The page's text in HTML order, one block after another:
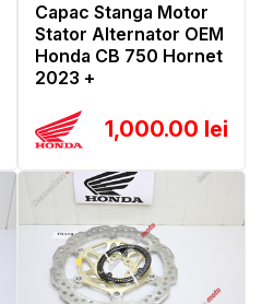
Capac Stanga Motor
Stator Alternator OEM
Honda CB 750 Hornet
2023 +
1,000.00 lei